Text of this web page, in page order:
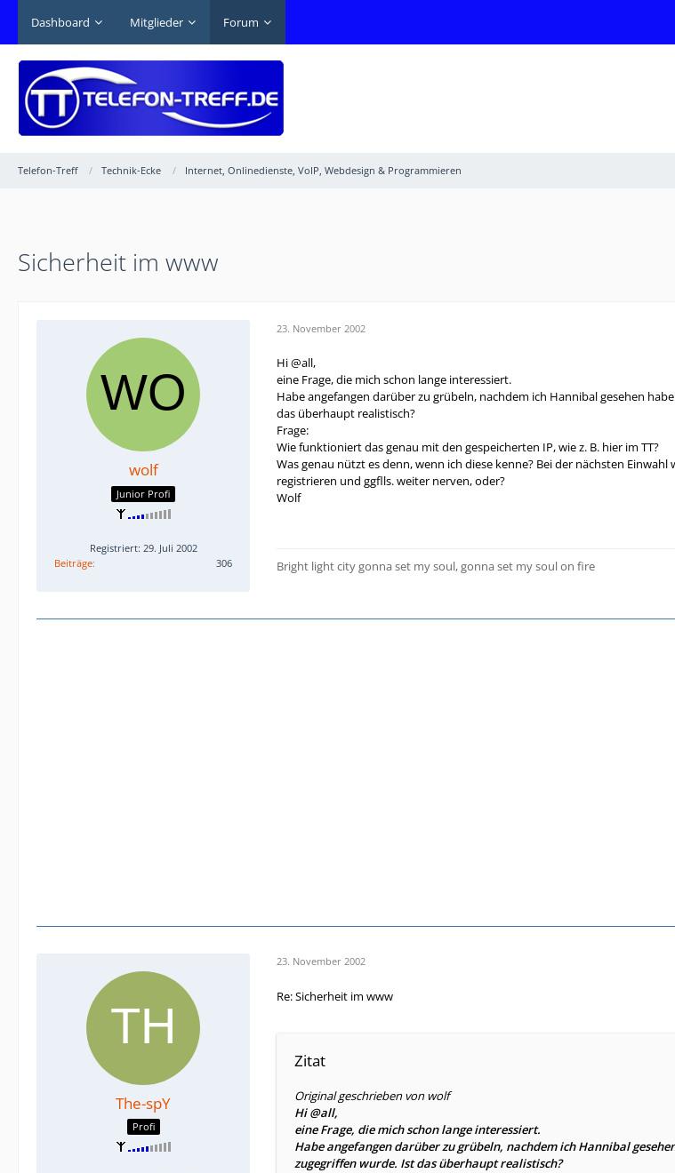
Dashboard Mitglieder Forum
Telefon-Treff Technik-Ecke Internet, Onlinedienste, VoIP, Webdesign & Programmieren
Sicherheit im www
wolf
Junior Profi
Registriert: 29. Juli 2002
Beiträge
306
23. November 2002
Hi @all,
eine Frage, die mich schon lange interessiert.
Habe angefangen darüber zu grübeln, nachdem ich Hannibal gesehen
das überhaupt realistisch?
Frage:
Wie funktioniert das genau mit den gespeicherten IP, wie z. B. hier im TT?
Was genau nützt es denn, wenn ich diese kenne? Bei der nächsten
registrieren und ggflls. weiter nerven, oder?
Wolf
Bright light city gonna set my soul, gonna set my soul on fire
The-spY
Profi
23. November 2002
Re: Sicherheit im www
Zitat
Original geschrieben von wolf
Hi @all,
eine Frage, die mich schon lange interessiert.
Habe angefangen darüber zu grübeln, nachdem ich Hannibal
zugegriffen wurde. Ist das überhaupt realistisch?